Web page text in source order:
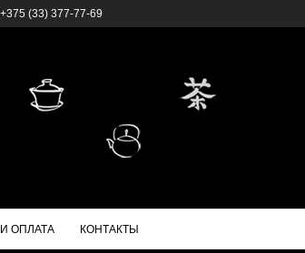
+375 (33) 377-77-69
ОПЛАТА КОНТАКТЫ